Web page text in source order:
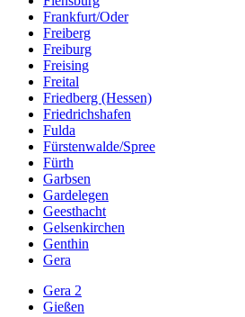
Frankfurt/Oder
Freiberg
Freiburg
Freising
Freital
Friedberg (Hessen)
Friedrichshafen
Fulda
Fürstenwalde/Spree
Fürth
Garbsen
Gardelegen
Geesthacht
Gelsenkirchen
Genthin
Gera
Gera 2
Gießen